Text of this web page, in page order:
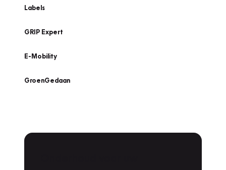
Labels
GRIP Expert
E-Mobility
GroenGedaan